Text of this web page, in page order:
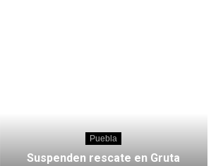
Puebla
Suspenden rescate en Gruta